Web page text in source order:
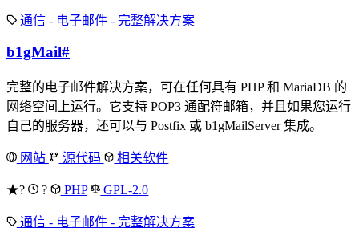
通信 - 电子邮件 - 完整解决方案
b1gMail#
完整的电子邮件解决方案，可在任何具有 PHP 和 MariaDB 的
网络空间上运行。它支持 POP3 通配符邮箱，并且如果您运行
自己的服务器，还可以与 Postfix 或 b1gMailServer 集成。
网站 源代码 相关软件
★? ? PHP GPL-2.0
通信 - 电子邮件 - 完整解决方案